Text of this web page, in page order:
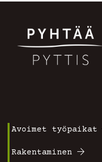
valikko
Avoimet työpaikat
Rakentaminen